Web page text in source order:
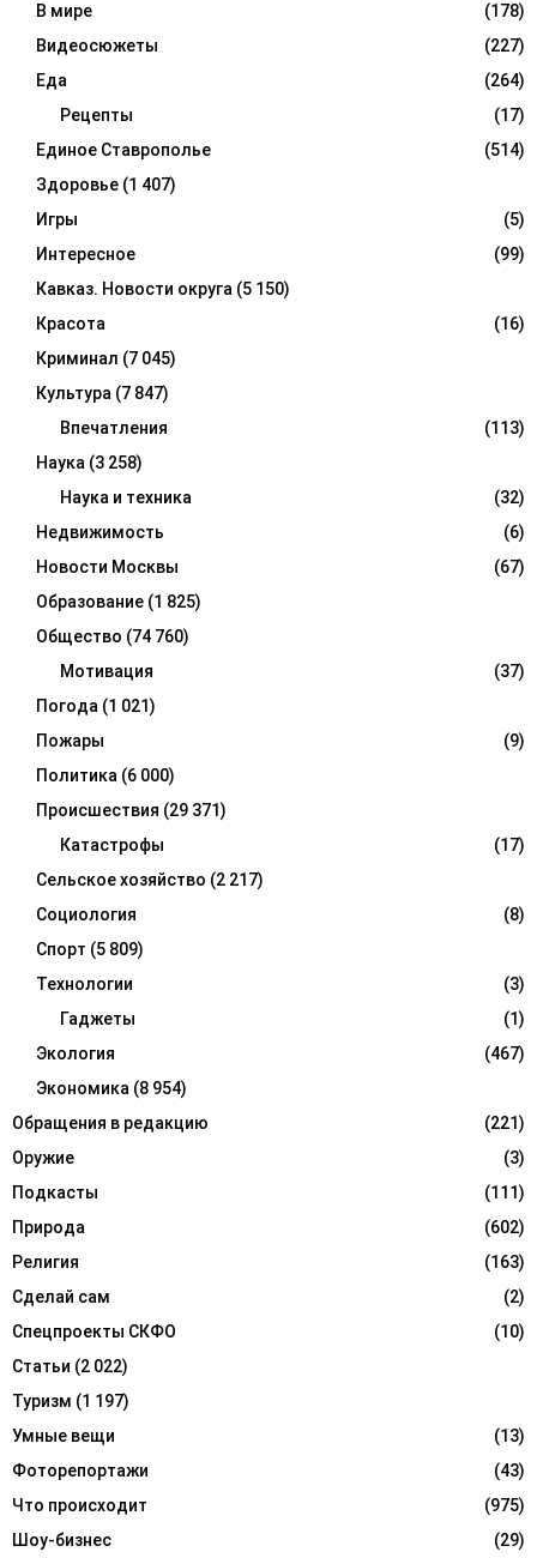
В мире
(178)
Видеосюжеты
(227)
Еда
(264)
Рецепты
(17)
Единое Ставрополье
(514)
Здоровье (1 407)
Игры
(5)
Интересное
(99)
Кавказ. Новости округа (5 150)
Красота
(16)
Криминал (7 045)
Культура (7 847)
Впечатления
(113)
Наука (3 258)
Наука и техника
(32)
Недвижимость
(6)
Новости Москвы
(67)
Образование (1 825)
Общество (74 760)
Мотивация
(37)
Погода (1 021)
Пожары
(9)
Политика (6 000)
Происшествия (29 371)
Катастрофы
(17)
Сельское хозяйство (2 217)
Социология
(8)
Спорт (5 809)
Технологии
(3)
Гаджеты
(1)
Экология
(467)
Экономика (8 954)
Обращения в редакцию
(221)
Оружие
(3)
Подкасты
(111)
Природа
(602)
Религия
(163)
Сделай сам
(2)
Спецпроекты СКФО
(10)
Статьи (2 022)
Туризм (1 197)
Умные вещи
(13)
Фоторепортажи
(43)
Что происходит
(975)
Шоу-бизнес
(29)